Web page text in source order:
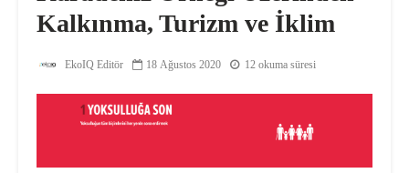
Kalkınma, Turizm ve İklim
EkoIQ Editör 18 Ağustos 2020 12 okuma süresi